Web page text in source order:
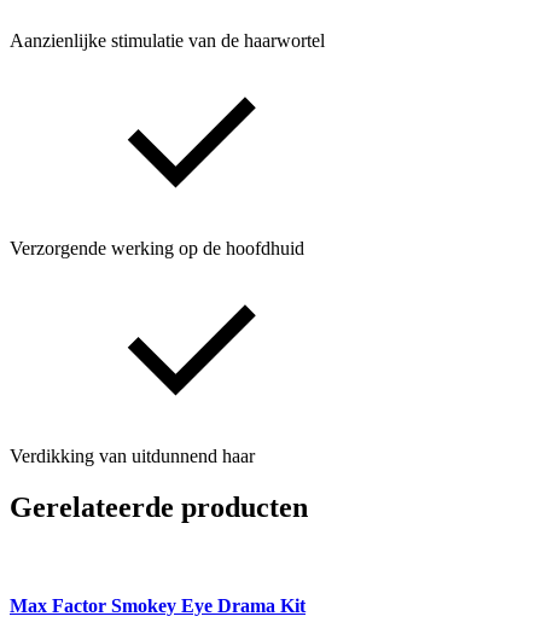
Aanzienlijke stimulatie van de haarwortel
Verzorgende werking op de hoofdhuid
Verdikking van uitdunnend haar
Gerelateerde producten
Max Factor Smokey Eye Drama Kit